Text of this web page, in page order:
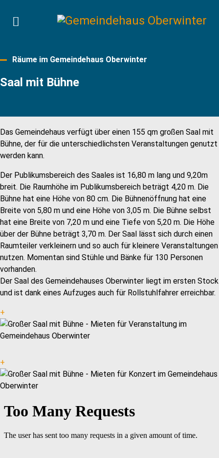
Räume im Gemeindehaus Oberwinter
Saal mit Bühne
Das Gemeindehaus verfügt über einen 155 qm großen Saal mit
Bühne, der für die unterschiedlichsten Veranstaltungen genutzt
werden kann.
Der Publikumsbereich des Saales ist 16,80 m lang und 9,20m
breit. Die Raumhöhe im Publikumsbereich beträgt 4,20 m. Die
Bühne hat eine Höhe von 80 cm. Die Bühnenöffnung hat eine
Breite von 5,80 m und eine Höhe von 3,05 m. Die Bühne selbst
hat eine Breite von 7,20 m und eine Tiefe von 5,20 m. Die Höhe
über der Bühne beträgt 3,70 m. Der Saal lässt sich durch einen
Raumteiler verkleinern und so auch für kleinere Veranstaltungen
nutzen. Momentan sind Stühle und Bänke für 130 Personen
vorhanden.
Der Saal des Gemeindehauses Oberwinter liegt im ersten Stock
und ist dank eines Aufzuges auch für Rollstuhlfahrer erreichbar.
+
+